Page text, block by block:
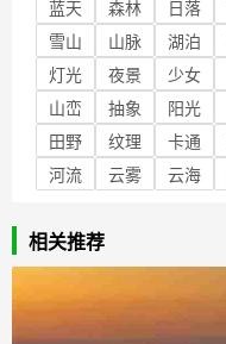
蓝天 森林 日落
雪山
山脉 湖泊
灯光
夜景 少女
山峦
抽象 阳光
田野
纹理 卡通
河流
云雾 云海
相关推荐